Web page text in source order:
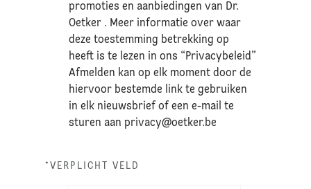
promoties en aanbiedingen van Dr.
Oetker . Meer informatie over waar
deze toestemming betrekking op
heeft is te lezen in ons “Privacybeleid”
Afmelden kan op elk moment door de
hiervoor bestemde link te gebruiken
in elk nieuwsbrief of een e-mail te
sturen aanprivacy@oetker.be
*VERPLICHT VELD